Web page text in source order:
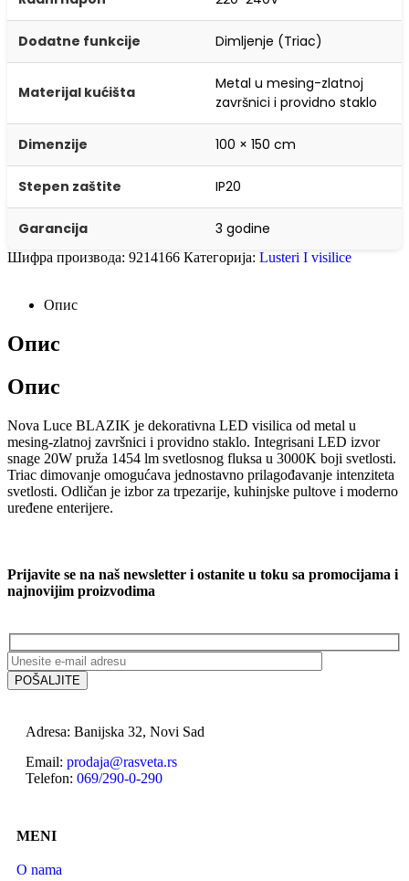
Dodatne funkcije Dimljenje (Triac)
Materijal kućišta
Metal u mesing-zlatnoj
završnici i providno staklo
Dimenzije 100 × 150 cm
Stepen zaštite IP20
Garancija 3 godine
Шифра производа: 9214166 Категорија: Lusteri I visilice
Опис
Опис
Опис
Nova Luce BLAZIK je dekorativna LED visilica od metal u
mesing-zlatnoj završnici i providno staklo. Integrisani LED izvor
snage 20W pruža 1454 lm svetlosnog fluksa u 3000K boji svetlosti.
Triac dimovanje omogućava jednostavno prilagođavanje intenziteta
svetlosti. Odličan je izbor za trpezarije, kuhinjske pultove i moderno
uređene enterijere.
Prijavite se na naš newsletter i ostanite u toku sa promocijama i
najnovijim proizvodima
Adresa: Banijska 32, Novi Sad
Email: prodaja@rasveta.rs
Telefon: 069/290-0-290
MENI
O nama